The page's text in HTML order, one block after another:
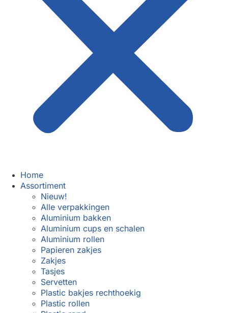
Home
Assortiment
Nieuw!
Alle verpakkingen
Aluminium bakken
Aluminium cups en schalen
Aluminium rollen
Papieren zakjes
Zakjes
Tasjes
Servetten
Plastic bakjes rechthoekig
Plastic rollen